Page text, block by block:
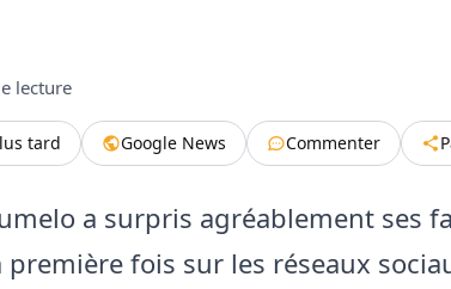
lecture
tard Google News Commenter
a surpris agréablement ses
fois sur les réseaux